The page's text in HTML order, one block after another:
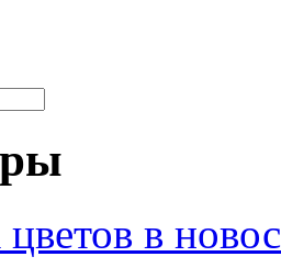
цветов в